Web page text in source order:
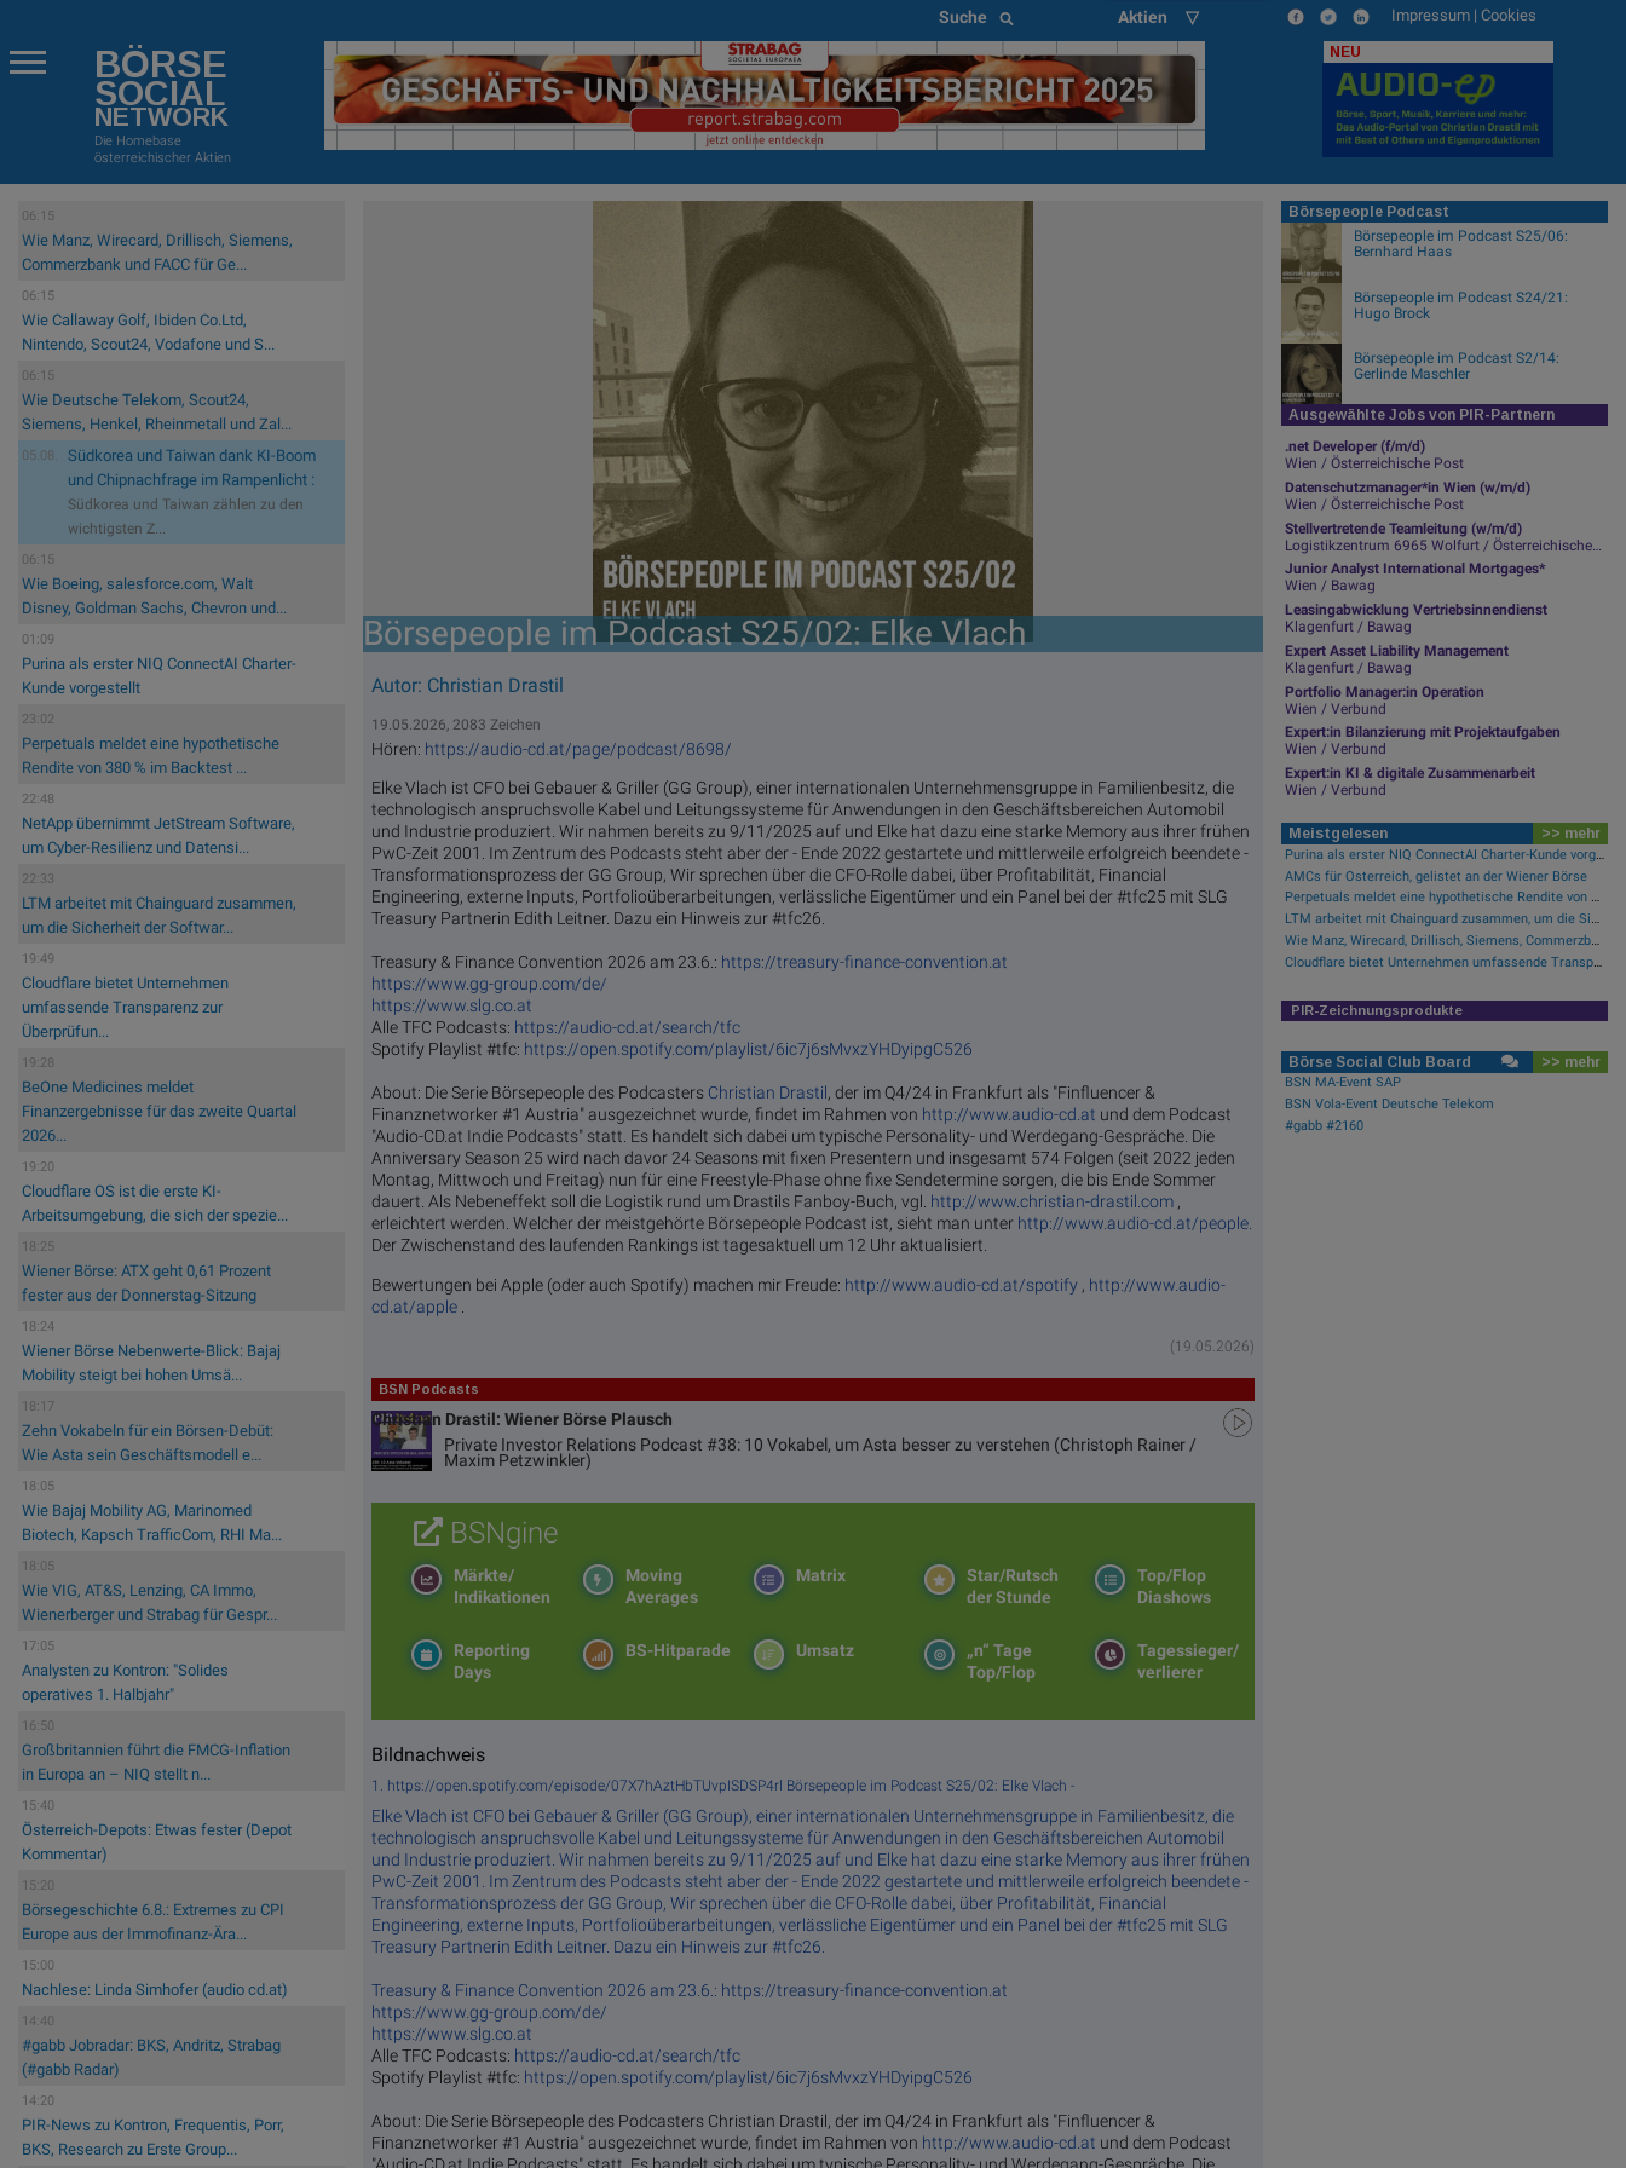
Suche Aktien ▽ Impressum | Cookies
BÖRSE
SOCIAL
NETWORK
Die Homebase
österreichischer Aktien
NEU
06:15
Wie Manz, Wirecard, Drillisch, Siemens,
Commerzbank und FACC für Ge...
06:15
Wie Callaway Golf, Ibiden Co.Ltd,
Nintendo, Scout24, Vodafone und S...
06:15
Wie Deutsche Telekom, Scout24,
Siemens, Henkel, Rheinmetall und Zal...
05.08.
Südkorea und Taiwan dank KI-Boom
und Chipnachfrage im Rampenlicht :
Südkorea und Taiwan zählen zu den
wichtigsten Z...
06:15
Wie Boeing, salesforce.com, Walt
Disney, Goldman Sachs, Chevron und...
01:09
Purina als erster NIQ ConnectAI Charter-
Kunde vorgestellt
23:02
Perpetuals meldet eine hypothetische
Rendite von 380 % im Backtest ...
22:48
NetApp übernimmt JetStream Software,
um Cyber-Resilienz und Datensi...
22:33
LTM arbeitet mit Chainguard zusammen,
um die Sicherheit der Softwar...
19:49
Cloudflare bietet Unternehmen
umfassende Transparenz zur
Überprüfun...
19:28
BeOne Medicines meldet
Finanzergebnisse für das zweite Quartal
2026...
19:20
Cloudflare OS ist die erste KI-
Arbeitsumgebung, die sich der spezie...
18:25
Wiener Börse: ATX geht 0,61 Prozent
fester aus der Donnerstag-Sitzung
18:24
Wiener Börse Nebenwerte-Blick: Bajaj
Mobility steigt bei hohen Umsä...
18:17
Zehn Vokabeln für ein Börsen-Debüt:
Wie Asta sein Geschäftsmodell e...
18:05
Wie Bajaj Mobility AG, Marinomed
Biotech, Kapsch TrafficCom, RHI Ma...
18:05
Wie VIG, AT&S, Lenzing, CA Immo,
Wienerberger und Strabag für Gespr...
17:05
Analysten zu Kontron: "Solides
operatives 1. Halbjahr"
16:50
Großbritannien führt die FMCG-Inflation
in Europa an – NIQ stellt n...
15:40
Österreich-Depots: Etwas fester (Depot
Kommentar)
15:20
Börsegeschichte 6.8.: Extremes zu CPI
Europe aus der Immofinanz-Ära...
15:00
Nachlese: Linda Simhofer (audio cd.at)
14:40
#gabb Jobradar: BKS, Andritz, Strabag
(#gabb Radar)
14:20
PIR-News zu Kontron, Frequentis, Porr,
BKS, Research zu Erste Group...
Börsepeople im Podcast S25/02: Elke Vlach
Autor: Christian Drastil
19.05.2026, 2083 Zeichen
Hören: https://audio-cd.at/page/podcast/8698/
Elke Vlach ist CFO bei Gebauer & Griller (GG Group), einer in­ter­na­tio­na­len Un­ter­neh­mens­grup­pe in Fa­mi­li­en­be­sitz, die
tech­no­lo­gisch ­an­spruchs­vol­le­ ­Ka­bel­ und­ Lei­tungs­sys­te­me ­für­ An­wen­dun­gen ­in­ den ­Ge­schäfts­be­rei­chen­ Au­to­mo­bil
und In­dus­trie pro­du­ziert. Wir nahmen bereits zu 9/11/2025 auf und Elke hat dazu eine starke Memory aus ihrer frühen
PwC-Zeit 2001. Im Zentrum des Podcasts steht aber der - Ende 2022 gestartete und mittlerweile erfolgreich beendete -
Transformationsprozess der GG Group, Wir sprechen über die CFO-Rolle dabei, über Profitabilität, Financial
Engineering, externe Inputs, Portfolioüberarbeitungen, verlässliche Eigentümer und ein Panel bei der #tfc25 mit SLG
Treasury Partnerin Edith Leitner. Dazu ein Hinweis zur #tfc26.
Treasury & Finance Convention 2026 am 23.6.: https://treasury-finance-convention.at
https://www.gg-group.com/de/
https://www.slg.co.at
Alle TFC Podcasts: https://audio-cd.at/search/tfc
Spotify Playlist #tfc: https://open.spotify.com/playlist/6ic7j6sMvxzYHDyipgC526
About: Die Serie Börsepeople des Podcasters Christian Drastil, der im Q4/24 in Frankfurt als "Finfluencer &
Finanznetworker #1 Austria" ausgezeichnet wurde, findet im Rahmen von http://www.audio-cd.at und dem Podcast
"Audio-CD.at Indie Podcasts" statt. Es handelt sich dabei um typische Personality- und Werdegang-Gespräche. Die
Anniversary Season 25 wird nach davor 24 Seasons mit fixen Presentern und insgesamt 574 Folgen (seit 2022 jeden
Montag, Mittwoch und Freitag) nun für eine Freestyle-Phase ohne fixe Sendetermine sorgen, die bis Ende Sommer
dauert. Als Nebeneffekt soll die Logistik rund um Drastils Fanboy-Buch, vgl. http://www.christian-drastil.com ,
erleichtert werden. Welcher der meistgehörte Börsepeople Podcast ist, sieht man unter http://www.audio-cd.at/people.
Der Zwischenstand des laufenden Rankings ist tagesaktuell um 12 Uhr aktualisiert.
Bewertungen bei Apple (oder auch Spotify) machen mir Freude: http://www.audio-cd.at/spotify , http://www.audio-
cd.at/apple
(19.05.2026)
BSN Podcasts
Christian Drastil: Wiener Börse Plausch
Private Investor Relations Podcast #38: 10 Vokabel, um Asta besser zu verstehen (Christoph Rainer /
Maxim Petzwinkler)
BSNgine
Top/Flop
Diashows
Star/Rutsch
der Stunde
Matrix
Moving
Averages
Märkte/
Indikationen
Tagessieger/
verlierer
„n“ Tage
Top/Flop
Umsatz
BS-Hitparade
Reporting
Days
Bildnachweis
1. https://open.spotify.com/episode/07X7hAztHbTUvpISDSP4rl Börsepeople im Podcast S25/02: Elke Vlach -
Elke Vlach ist CFO bei Gebauer & Griller (GG Group), einer in­ter­na­tio­na­len Un­ter­neh­mens­grup­pe in Fa­mi­li­en­be­sitz, die
tech­no­lo­gisch ­an­spruchs­vol­le­ ­Ka­bel­ und­ Lei­tungs­sys­te­me ­für­ An­wen­dun­gen ­in­ den ­Ge­schäfts­be­rei­chen­ Au­to­mo­bil
und In­dus­trie pro­du­ziert. Wir nahmen bereits zu 9/11/2025 auf und Elke hat dazu eine starke Memory aus ihrer frühen
PwC-Zeit 2001. Im Zentrum des Podcasts steht aber der - Ende 2022 gestartete und mittlerweile erfolgreich beendete -
Transformationsprozess der GG Group, Wir sprechen über die CFO-Rolle dabei, über Profitabilität, Financial
Engineering, externe Inputs, Portfolioüberarbeitungen, verlässliche Eigentümer und ein Panel bei der #tfc25 mit SLG
Treasury Partnerin Edith Leitner. Dazu ein Hinweis zur #tfc26.
Treasury & Finance Convention 2026 am 23.6.: https://treasury-finance-convention.at
https://www.gg-group.com/de/
https://www.slg.co.at
Alle TFC Podcasts: https://audio-cd.at/search/tfc
Spotify Playlist #tfc: https://open.spotify.com/playlist/6ic7j6sMvxzYHDyipgC526
About: Die Serie Börsepeople des Podcasters Christian Drastil, der im Q4/24 in Frankfurt als "Finfluencer &
Finanznetworker #1 Austria" ausgezeichnet wurde, findet im Rahmen von http://www.audio-cd.at und dem Podcast
Börsepeople Podcast
Börsepeople im Podcast S25/06:
Bernhard Haas
Börsepeople im Podcast S24/21:
Hugo Brock
Börsepeople im Podcast S2/14:
Gerlinde Maschler
Ausgewählte Jobs von PIR-Partnern
.net Developer (f/m/d)
Wien / Österreichische Post
Datenschutzmanager*in Wien (w/m/d)
Wien / Österreichische Post
Stellvertretende Teamleitung (w/m/d)
Logistikzentrum 6965 Wolfurt / Österreichische Post
Junior Analyst International Mortgages*
Wien / Bawag
Leasingabwicklung Vertriebsinnendienst
Klagenfurt / Bawag
Expert Asset Liability Management
Klagenfurt / Bawag
Portfolio Manager:in Operation
Wien / Verbund
Expert:in Bilanzierung mit Projektaufgaben
Wien / Verbund
Expert:in KI & digitale Zusammenarbeit
Wien / Verbund
Meistgelesen >> mehr
Purina als erster NIQ ConnectAI Charter-Kunde vorgestellt
AMCs für Österreich, gelistet an der Wiener Börse
Perpetuals meldet eine hypothetische Rendite von 380 % im Backtest der KI-Engine, die die risikofreie Handelsplattform „UpsideOnly“ antreibt
LTM arbeitet mit Chainguard zusammen, um die Sicherheit der Software-Lieferkette durch BlueVerse™ RightLogic zu stärken
Wie Manz, Wirecard, Drillisch, Siemens, Commerzbank und FACC für Gesprächsstoff sorgten
Cloudflare bietet Unternehmen umfassende Transparenz zur Überprüfung und Analyse des KI-Einsatzes
PIR-Zeichnungsprodukte
Börse Social Club Board >> mehr
BSN MA-Event SAP
BSN Vola-Event Deutsche Telekom
#gabb #2160